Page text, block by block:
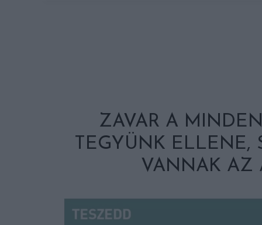
ZAVAR A
TEGYÜNK ELLENE,
VANNAK AZ